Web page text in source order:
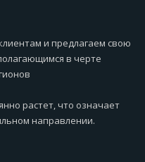
и предлагаем свою
в черте
растет, что означает
направлении.